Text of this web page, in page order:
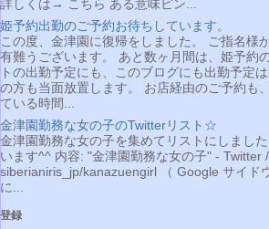
詳しくは→ こちら ある意味ピン...
姫予約出勤のご予約お待ちしています。
この度、金津園に復帰をしました。 ご指名様
有難うございます。 あと数ヶ月間は、姫予約
トの出勤予定にも、このブログにも出勤予定
の方も当面放置します。 お店経由のご予約も
ている時間...
金津園勤務な女の子のTwitterリスト☆
金津園勤務な女の子を集めてリストにしまし
います^^ 内容: "金津園勤務な女の子" - Twitter /
siberianiris_jp/kanazuengirl （ Google サイド
に...
登録